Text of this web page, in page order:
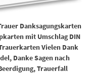
Danksagungskarten
mit Umschlag DIN
Vielen Dank
Danke Sagen nach
Trauerfall